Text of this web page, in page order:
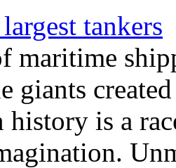
tankers
maritime
giants
history is a